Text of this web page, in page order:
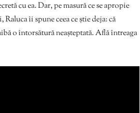
cu ea. Dar, pe masură ce se apropie
îi spune ceea ce știe deja: că
o întorsătură neașteptată. Află întreaga